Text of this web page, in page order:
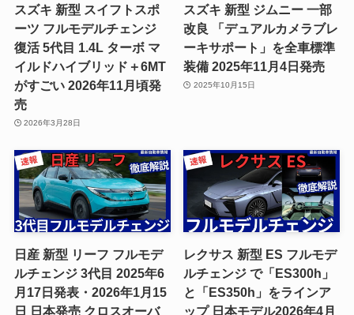
スズキ 新型 スイフトスポ
ーツ フルモデルチェンジ
復活 5代目 1.4L ターボ マ
イルドハイブリッド＋6MT
がすごい 2026年11月頃発
売
2026年3月28日
スズキ 新型 ジムニー 一部
改良 「デュアルカメラブレ
ーキサポート」を全車標準
装備 2025年11月4日発売
2025年10月15日
日産 新型 リーフ フルモデ
ルチェンジ 3代目 2025年6
月17日発表・2026年1月15
日 日本発売 クロスオーバ
レクサス 新型 ES フルモデ
ルチェンジ で「ES300h」
と「ES350h」をラインア
ップ 日本モデル2026年4月